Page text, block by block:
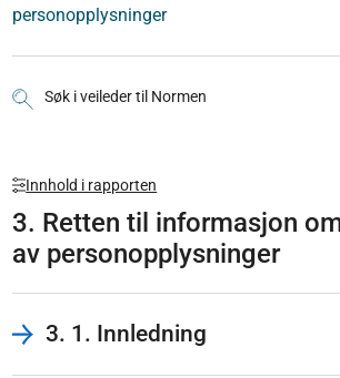
personopplysninger
Søk i veileder til Normen
Innhold i rapporten
3. Retten til informasjon
av personopplysninger
3. 1. Innledning